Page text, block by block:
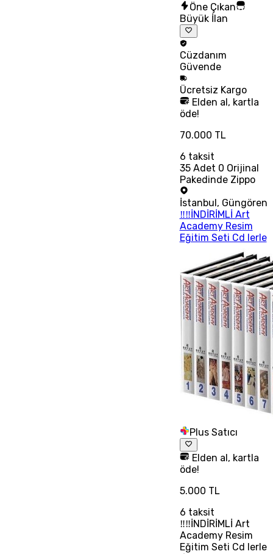
Öne Çıkan
Büyük İlan
Cüzdanım
Güvende
Ücretsiz Kargo
Elden al, kartla
öde!
70.000 TL
6 taksit
35 Adet 0 Orijinal
Pakedinde Zippo
İstanbul, Güngören
‼‼İNDİRİMLİ Art
Academy Resim
Eğitim Seti Cd lerle
Plus Satıcı
Elden al, kartla
öde!
5.000 TL
6 taksit
‼‼İNDİRİMLİ Art
Academy Resim
Eğitim Seti Cd lerle